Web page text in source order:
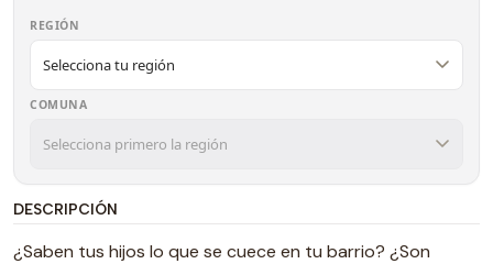
REGIÓN
COMUNA
DESCRIPCIÓN
¿Saben tus hijos lo que se cuece en tu barrio? ¿Son